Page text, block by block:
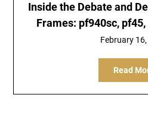
Inside the Debate and
Frames: pf940sc,
February
Read